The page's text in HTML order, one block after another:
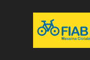
contenuto